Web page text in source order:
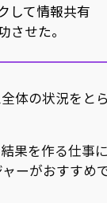
して情報共有
させた。
体の状況をと
果を作る仕事
ーがおすすめ